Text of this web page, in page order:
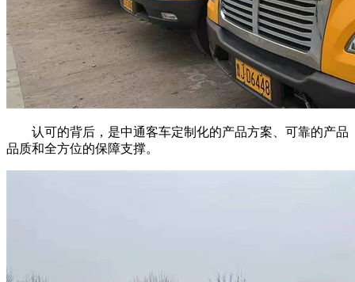
认可的背后，是中通客车定制化的产品方案、可靠的产品
品质和全方位的保障支撑。